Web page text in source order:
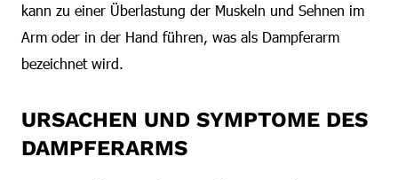
kann zu einer Überlastung der Muskeln und Sehnen im
Arm oder in der Hand führen, was als Dampferarm
bezeichnet wird.
URSACHEN UND SYMPTOME DES
DAMPFERARMS